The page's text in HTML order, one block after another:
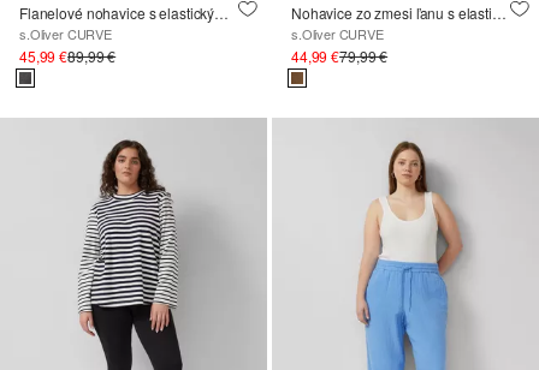
Flanelové nohavice s elastickým pásom
s.Oliver CURVE
45,99 €89,99 €
Nohavice zo zmesi ľanu s elastickým pásom
s.Oliver CURVE
44,99 €79,99 €